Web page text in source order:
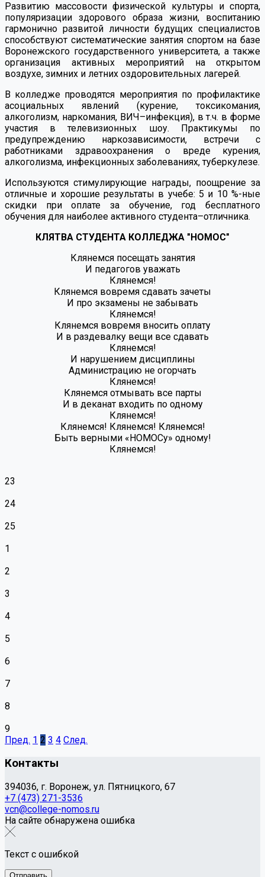
Развитию массовости физической культуры и спорта,
популяризации здорового образа жизни, воспитанию
гармонично развитой личности будущих специалистов
способствуют систематические занятия спортом на базе
Воронежского государственного университета, а также
организация активных мероприятий на открытом
воздухе, зимних и летних оздоровительных лагерей.
В колледже проводятся мероприятия по профилактике
асоциальных явлений (курение, токсикомания,
алкоголизм, наркомания, ВИЧ–инфекция), в т.ч. в форме
участия в телевизионных шоу. Практикумы по
предупреждению наркозависимости, встречи с
работниками здравоохранения о вреде курения,
алкоголизма, инфекционных заболеваниях, туберкулезе.
Используются стимулирующие награды, поощрение за
отличные и хорошие результаты в учебе: 5 и 10 %-ные
скидки при оплате за обучение, год бесплатного
обучения для наиболее активного студента–отличника.
КЛЯТВА СТУДЕНТА КОЛЛЕДЖА "НОМОС"
Клянемся посещать занятия
И педагогов уважать
Клянемся!
Клянемся вовремя сдавать зачеты
И про экзамены не забывать
Клянемся!
Клянемся вовремя вносить оплату
И в раздевалку вещи все сдавать
Клянемся!
И нарушением дисциплины
Администрацию не огорчать
Клянемся!
Клянемся отмывать все парты
И в деканат входить по одному
Клянемся!
Клянемся! Клянемся! Клянемся!
Быть верными «НОМОСу» одному!
Клянемся!
23
24
25
1
2
3
4
5
6
7
8
9
Пред. 1 2 3 4 След.
Контакты
394036, г. Воронеж, ул. Пятницкого, 67
+7 (473) 271-3536
vcn@college-nomos.ru
На сайте обнаружена ошибка
Текст с ошибкой